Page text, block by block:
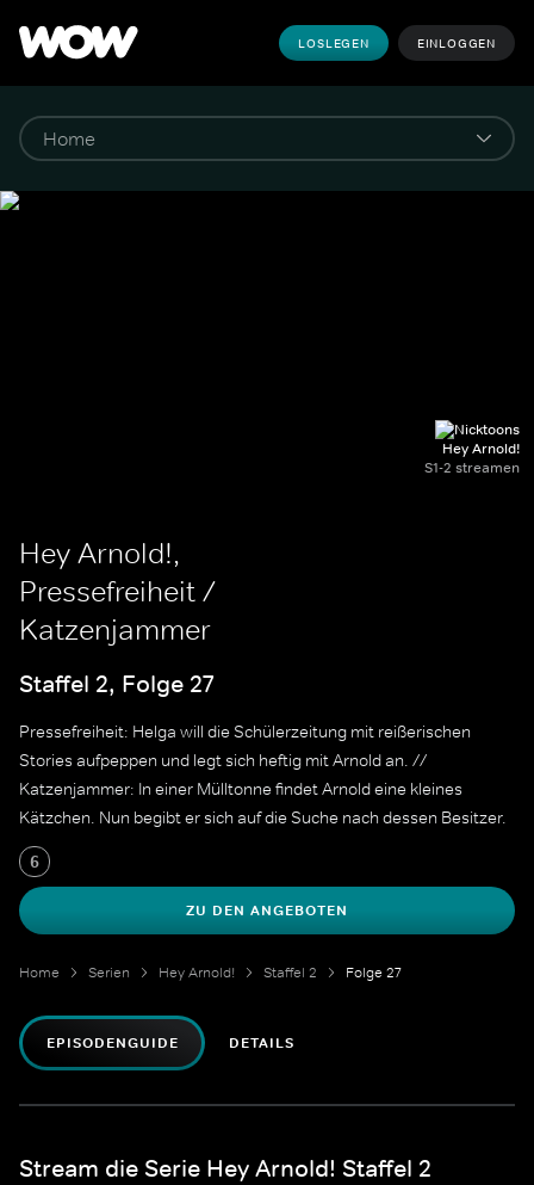
LOSLEGEN EINLOGGEN
Hey Arnold!
S1-2 streamen
Hey Arnold!,
Pressefreiheit /
Katzenjammer
Staffel 2, Folge 27
Pressefreiheit: Helga will die Schülerzeitung mit reißerischen
Stories aufpeppen und legt sich heftig mit Arnold an. //
Katzenjammer: In einer Mülltonne findet Arnold eine kleines
Kätzchen. Nun begibt er sich auf die Suche nach dessen Besitzer.
6
ZU DEN ANGEBOTEN
Home Serien Hey Arnold! Staffel 2 Folge 27
EPISODENGUIDE DETAILS
Stream die Serie Hey Arnold! Staffel 2